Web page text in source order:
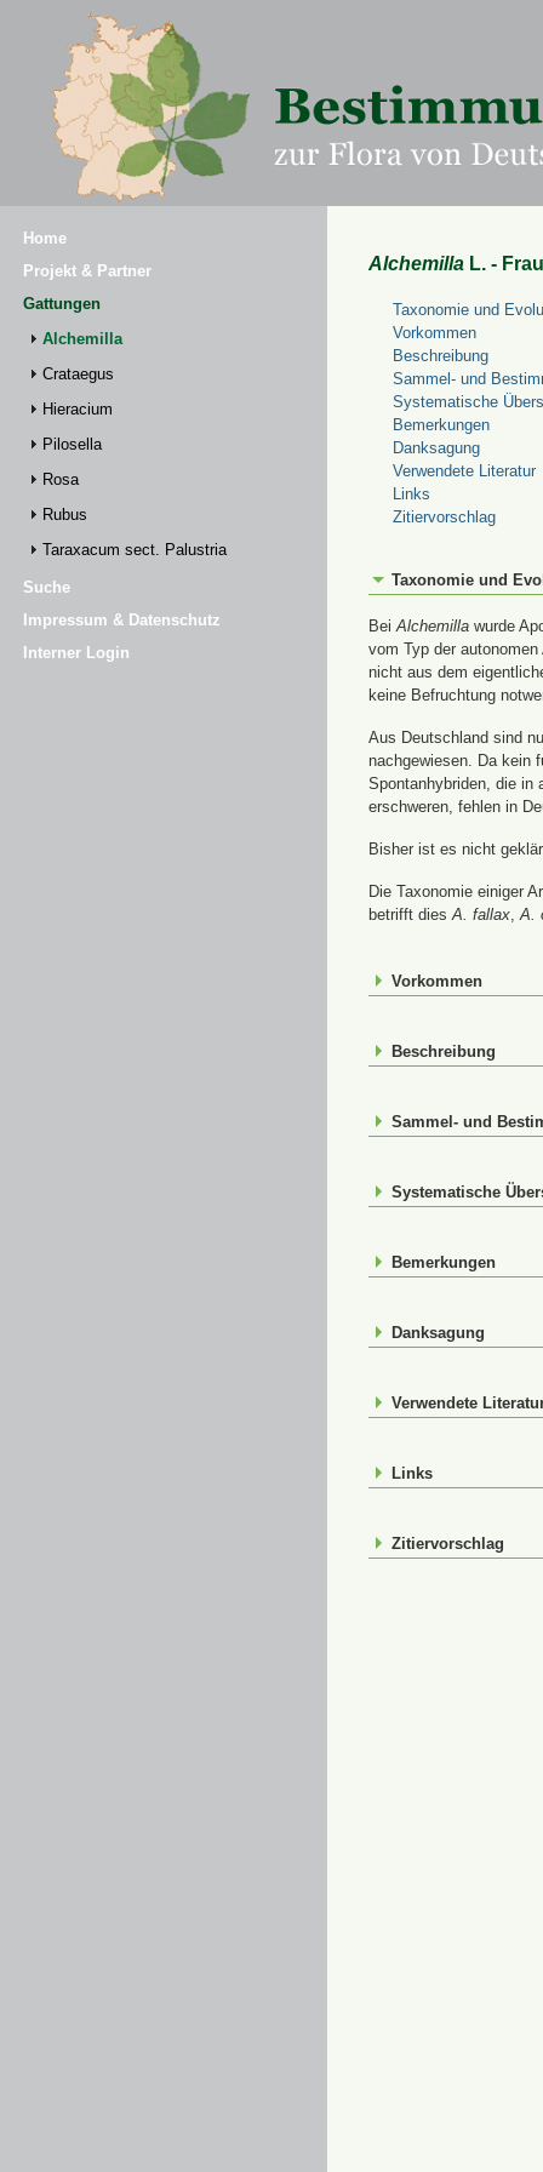
Home
Projekt & Partner
Gattungen
Alchemilla
Crataegus
Hieracium
Pilosella
Rosa
Rubus
Taraxacum sect. Palustria
Suche
Impressum & Datenschutz
Interner Login
Alchemilla L. -
Taxonomie und
Vorkommen
Beschreibung
Sammel- und
Systematische
Bemerkungen
Danksagung
Verwendete Literatur
Links
Zitiervorschlag
Taxonomie und
BeiAlchemilla wurde
vom Typ der
nicht aus dem
keine Befruchtung
Aus Deutschland sind
nachgewiesen. Da kein
Spontanhybriden, die in
erschweren, fehlen in
Bisher ist es nicht
Die Taxonomie einiger
betrifft diesA. fallax,A.
Vorkommen
Beschreibung
Sammel- und
Systematische
Bemerkungen
Danksagung
Verwendete
Links
Zitiervorschlag